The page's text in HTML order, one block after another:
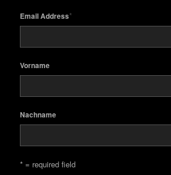
Email Address*
Vorname
Nachname
* = required field